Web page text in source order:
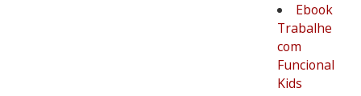
Ebook
Trabalhe
com
Funcional
Kids